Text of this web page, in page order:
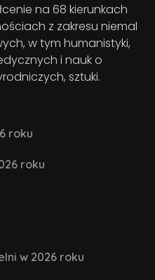
na 68 kierunkach
z zakresu niemal
w tym humanistyki,
i nauk o
sztuki.
roku
roku
w 2026 roku